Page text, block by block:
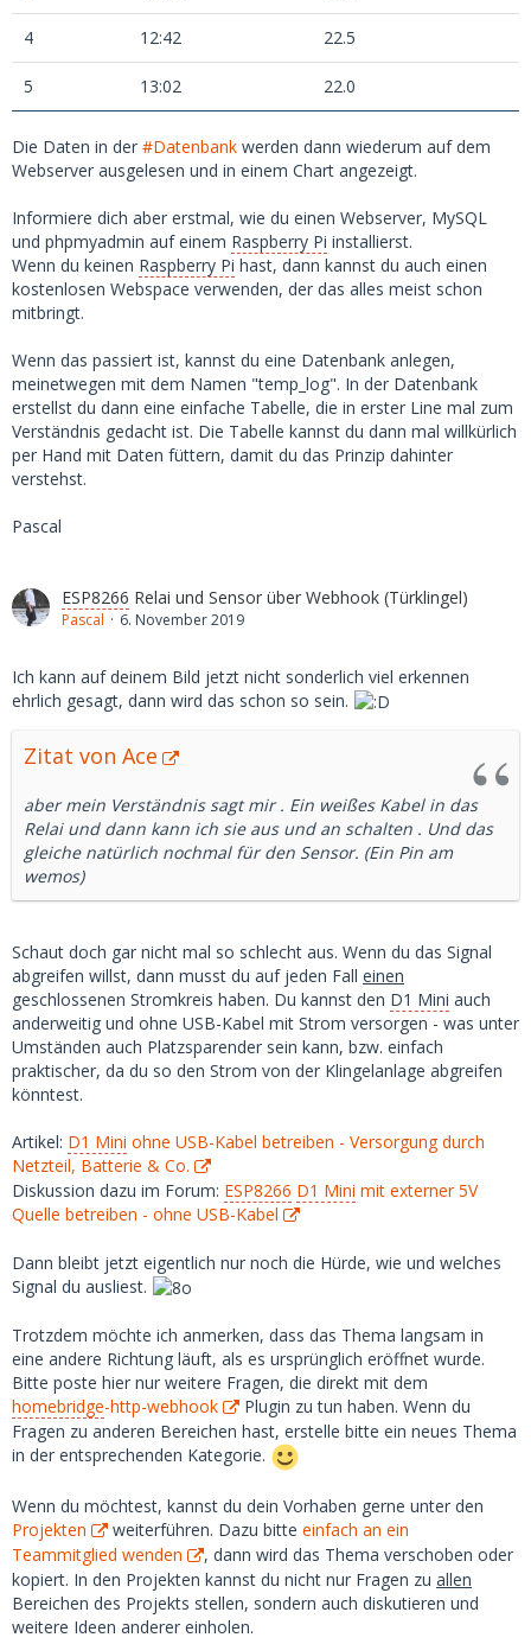
4 12:42 22.5
5 13:02 22.0
Die Daten in der #Datenbank werden dann wiederum auf dem
Webserver ausgelesen und in einem Chart angezeigt.
Informiere dich aber erstmal, wie du einen Webserver, MySQL
und phpmyadmin auf einem Raspberry Pi installierst.
Wenn du keinen Raspberry Pi hast, dann kannst du auch einen
kostenlosen Webspace verwenden, der das alles meist schon
mitbringt.
Wenn das passiert ist, kannst du eine Datenbank anlegen,
meinetwegen mit dem Namen "temp_log". In der Datenbank
erstellst du dann eine einfache Tabelle, die in erster Line mal zum
Verständnis gedacht ist. Die Tabelle kannst du dann mal willkürlich
per Hand mit Daten füttern, damit du das Prinzip dahinter
verstehst.
Pascal
ESP8266 Relai und Sensor über Webhook (Türklingel)
Pascal 6. November 2019
Ich kann auf deinem Bild jetzt nicht sonderlich viel erkennen
ehrlich gesagt, dann wird das schon so sein.
Zitat von Ace
aber mein Verständnis sagt mir . Ein weißes Kabel in das
Relai und dann kann ich sie aus und an schalten . Und das
gleiche natürlich nochmal für den Sensor. (Ein Pin am
wemos)
Schaut doch gar nicht mal so schlecht aus. Wenn du das Signal
abgreifen willst, dann musst du auf jeden Fall einen
geschlossenen Stromkreis haben. Du kannst den D1 Mini auch
anderweitig und ohne USB-Kabel mit Strom versorgen - was unter
Umständen auch Platzsparender sein kann, bzw. einfach
praktischer, da du so den Strom von der Klingelanlage abgreifen
könntest.
Artikel: D1 Mini ohne USB-Kabel betreiben - Versorgung durch
Netzteil, Batterie & Co.
Diskussion dazu im Forum: ESP8266 D1 Mini mit externer 5V
Quelle betreiben - ohne USB-Kabel
Dann bleibt jetzt eigentlich nur noch die Hürde, wie und welches
Signal du ausliest.
Trotzdem möchte ich anmerken, dass das Thema langsam in
eine andere Richtung läuft, als es ursprünglich eröffnet wurde.
Bitte poste hier nur weitere Fragen, die direkt mit dem
homebridge-http-webhook
Plugin zu tun haben. Wenn du
Fragen zu anderen Bereichen hast, erstelle bitte ein neues Thema
in der entsprechenden Kategorie.
Wenn du möchtest, kannst du dein Vorhaben gerne unter den
Projekten
weiterführen. Dazu bitte einfach an ein
Teammitglied wenden
, dann wird das Thema verschoben oder
kopiert. In den Projekten kannst du nicht nur Fragen zu allen
Bereichen des Projekts stellen, sondern auch diskutieren und
weitere Ideen anderer einholen.